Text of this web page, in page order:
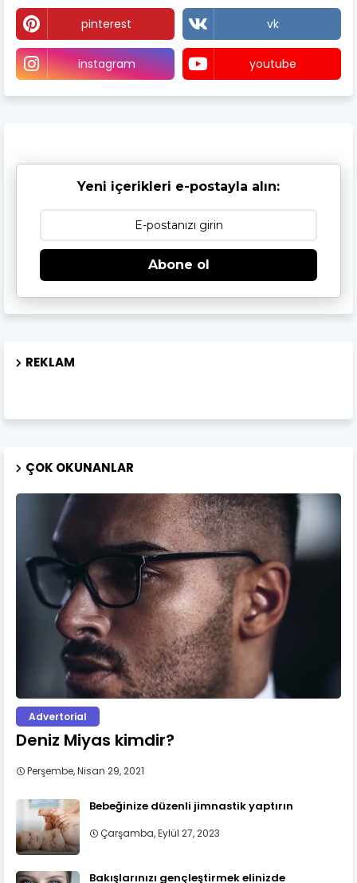
pinterest vk
instagram youtube
Yeni içerikleri e-postayla alın:
Abone ol
REKLAM
ÇOK OKUNANLAR
Advertorial
Deniz Miyas kimdir?
Perşembe, Nisan 29, 2021
Bebeğinize düzenli jimnastik yaptırın
Çarşamba, Eylül 27, 2023
Bakışlarınızı gençleştirmek elinizde